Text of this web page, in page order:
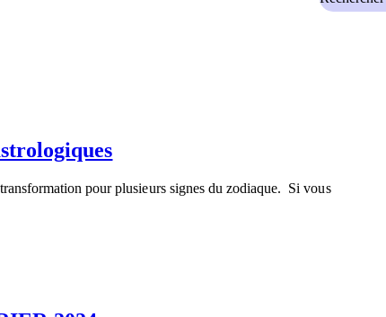
pour plusieurs signes du zodiaque. Si vous